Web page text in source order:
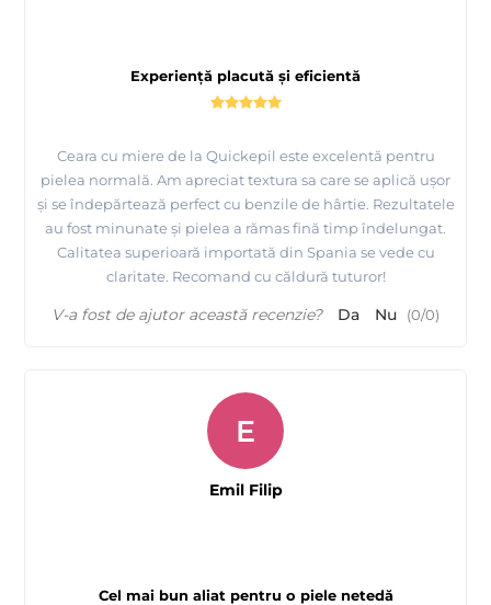
Experiență placută și eficientă
Ceara cu miere de la Quickepil este excelentă pentru
pielea normală. Am apreciat textura sa care se aplică ușor
și se îndepărtează perfect cu benzile de hârtie. Rezultatele
au fost minunate și pielea a rămas fină timp îndelungat.
Calitatea superioară importată din Spania se vede cu
claritate. Recomand cu căldură tuturor!
V-a fost de ajutor această recenzie? Da Nu (0/0)
Cel mai bun aliat pentru o piele netedă
E
Emil Filip